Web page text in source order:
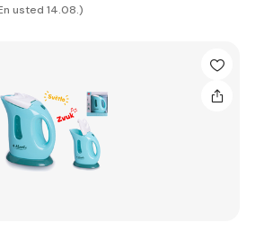
usted 14.08.)